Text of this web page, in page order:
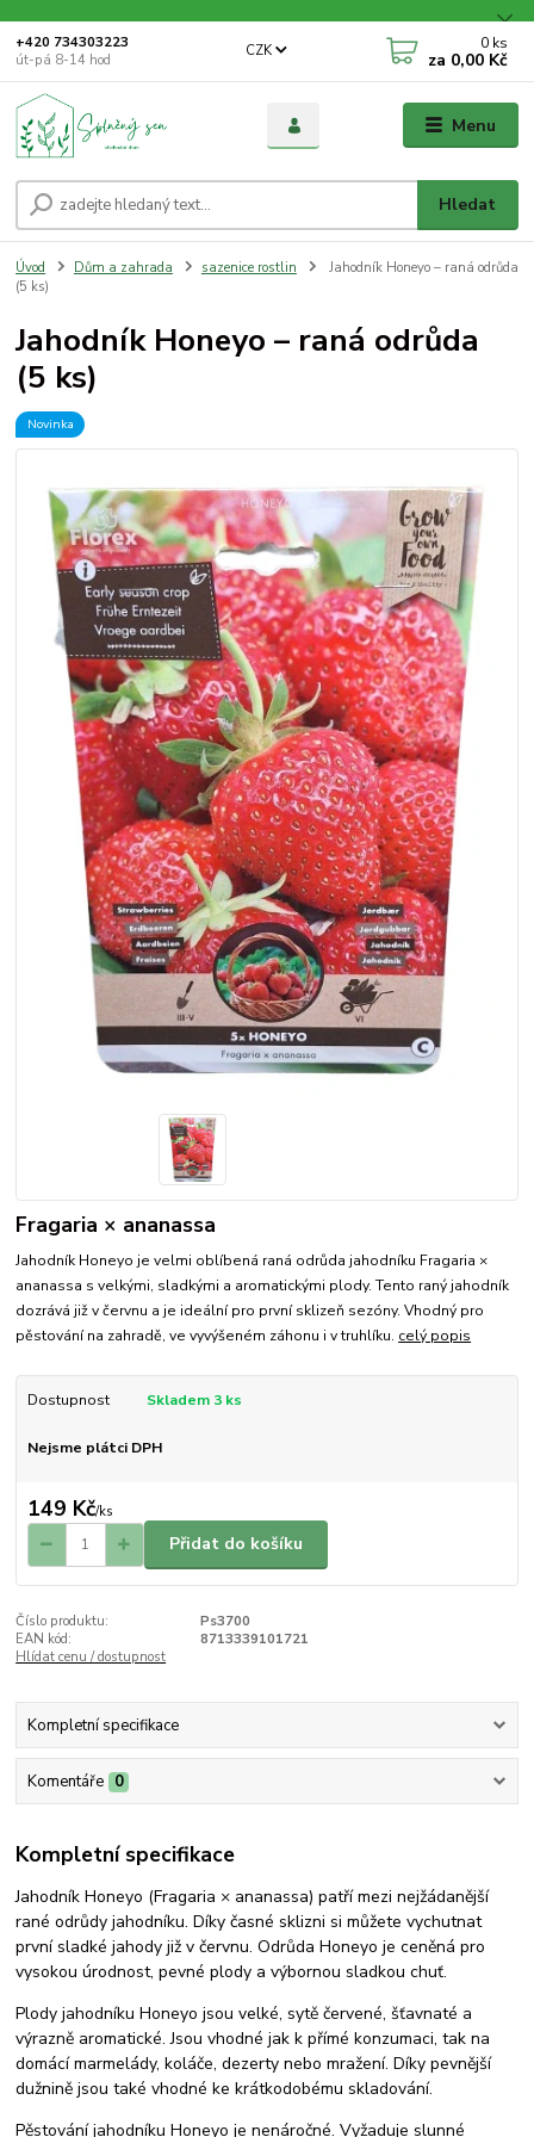
Menu
CZK
Hledat
+420 734303223
út-pá 8-14 hod
0 ks
za 0,00 Kč
Úvod Dům a zahrada sazenice rostlin
Jahodník Honeyo – raná odrůda
(5 ks)
Jahodník Honeyo – raná odrůda
(5 ks)
Novinka
Fragaria × ananassa
Jahodník Honeyo je velmi oblíbená raná odrůda jahodníku Fragaria ×
ananassa s velkými, sladkými a aromatickými plody. Tento raný jahodník
dozrává již v červnu a je ideální pro první sklizeň sezóny. Vhodný pro
pěstování na zahradě, ve vyvýšeném záhonu i v truhlíku. celý popis
Dostupnost Skladem 3 ks
Nejsme plátci DPH
149 Kč/ks
Přidat do košíku
Číslo produktu:
Ps3700
EAN kód:
8713339101721
Hlídat cenu / dostupnost
Kompletní specifikace
Komentáře 0
Kompletní specifikace
Jahodník Honeyo (Fragaria × ananassa) patří mezi nejžádanější
rané odrůdy jahodníku. Díky časné sklizni si můžete vychutnat
první sladké jahody již v červnu. Odrůda Honeyo je ceněná pro
vysokou úrodnost, pevné plody a výbornou sladkou chuť.
Plody jahodníku Honeyo jsou velké, sytě červené, šťavnaté a
výrazně aromatické. Jsou vhodné jak k přímé konzumaci, tak na
domácí marmelády, koláče, dezerty nebo mražení. Díky pevnější
dužnině jsou také vhodné ke krátkodobému skladování.
Pěstování jahodníku Honeyo je nenáročné. Vyžaduje slunné